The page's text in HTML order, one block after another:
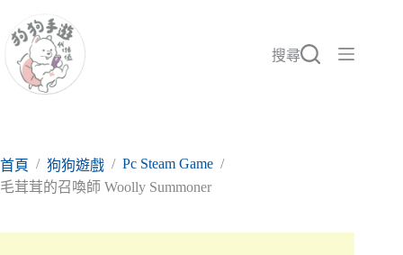
至
要
搜尋
首頁 / 狗狗遊戲 / Pc Steam Game /
毛茸茸的召喚師 Woolly Summoner